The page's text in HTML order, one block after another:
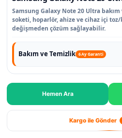
Samsung Galaxy Note 20 Ultra
soketi, hoparlör, ahize ve cihaz içi
değişmeden çözüm sağlayabilir.
Bakım ve Temizlik 6 Ay Garanti
Hemen Ara
Kargo ile Gönder